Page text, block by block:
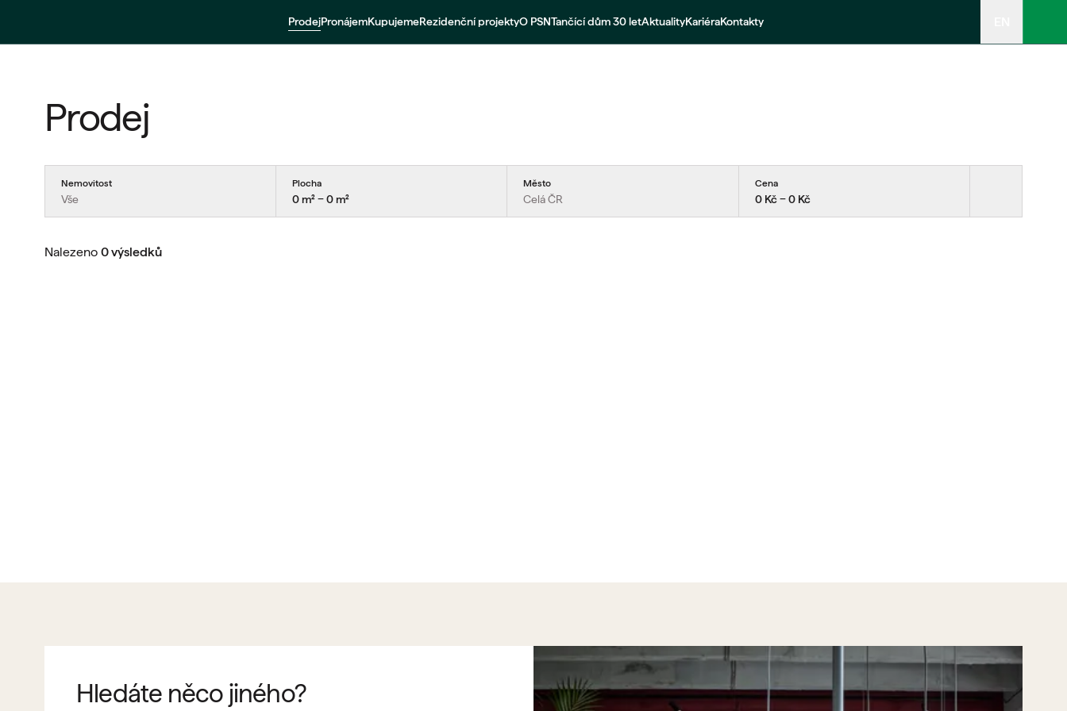
ProdejPronájemKupujemeRezidenční projektyO PSNTančící dům 30 letAktualityKariéraKontakty
Prodej
Nemovitost
Vše
Plocha
0 m² − 0 m²
Město
Celá ČR
Cena
0 Kč − 0 Kč
Nalezeno 0 výsledků
Hledáte něco jiného?